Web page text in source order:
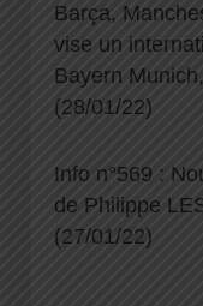
Barça,
vise un
Bayern
(28/01/22)
Info n°569 :
de Philippe
(27/01/22)